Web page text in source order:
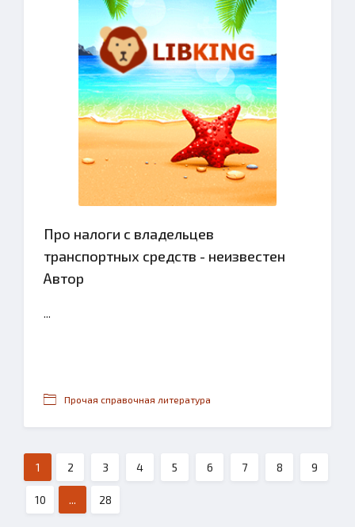
Про налоги с владельцев
транспортных средств - неизвестен
Автор
...
Прочая справочная литература
1 2 3 4 5 6 7 8 9
10 ... 28